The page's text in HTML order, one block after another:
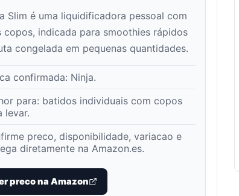
Slim é uma liquidificadora pessoal com
copos, indicada para smoothies rápidos
congelada em pequenas quantidades.
confirmada: Ninja.
para: batidos individuais com copos
levar.
preco, disponibilidade, variacao e
diretamente na Amazon.es.
preco na Amazon